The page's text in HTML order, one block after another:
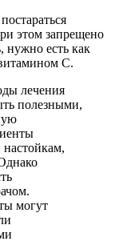
этом запрещено
нужно есть как
С.
лечения
полезными,
могут